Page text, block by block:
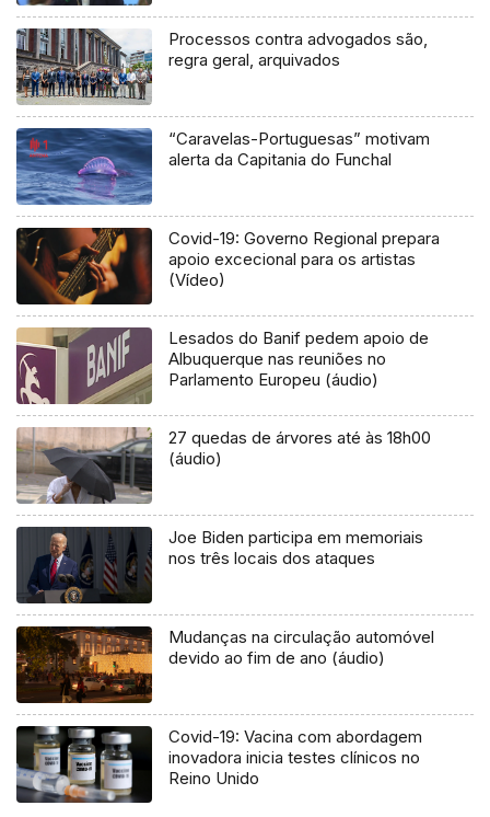
Processos contra advogados são,
regra geral, arquivados
“Caravelas-Portuguesas” motivam
alerta da Capitania do Funchal
Covid-19: Governo Regional prepara
apoio excecional para os artistas
(Vídeo)
Lesados do Banif pedem apoio de
Albuquerque nas reuniões no
Parlamento Europeu (áudio)
27 quedas de árvores até às 18h00
(áudio)
Joe Biden participa em memoriais
nos três locais dos ataques
Mudanças na circulação automóvel
devido ao fim de ano (áudio)
Covid-19: Vacina com abordagem
inovadora inicia testes clínicos no
Reino Unido